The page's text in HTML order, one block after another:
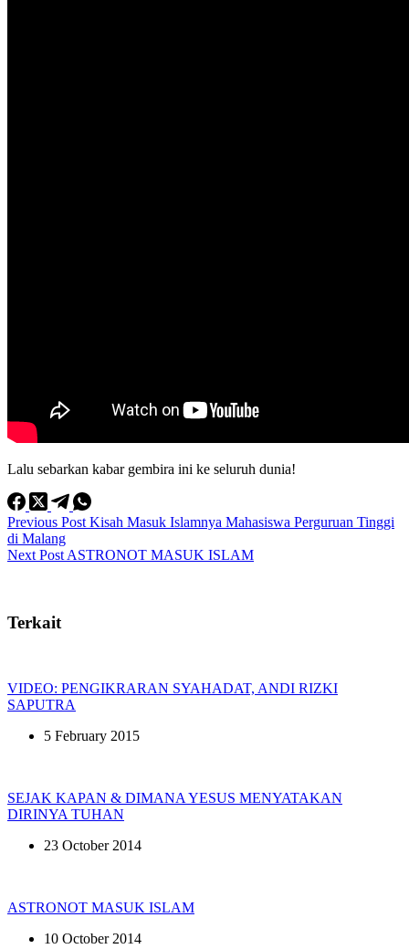
Lalu sebarkan kabar gembira ini ke seluruh dunia!
Previous Post Kisah Masuk Islamnya Mahasiswa Perguruan Tinggi
di Malang
Next Post ASTRONOT MASUK ISLAM
Terkait
VIDEO: PENGIKRARAN SYAHADAT, ANDI RIZKI
SAPUTRA
5 February 2015
SEJAK KAPAN & DIMANA YESUS MENYATAKAN
DIRINYA TUHAN
23 October 2014
ASTRONOT MASUK ISLAM
10 October 2014